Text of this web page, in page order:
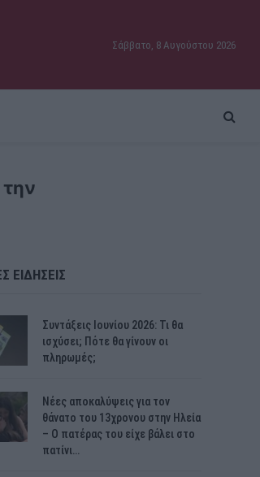
Σάββατο, 8 Αυγούστου 2026
ΕΙΔΗΣΕΙΣ
Συντάξεις Ιουνίου 2026: Τι θα
ισχύσει; Πότε θα γίνουν οι
πληρωμές;
Νέες αποκαλύψεις για τον
θάνατο του 13χρονου στην Ηλεία
– Ο πατέρας του είχε βάλει στο
πατίνι…